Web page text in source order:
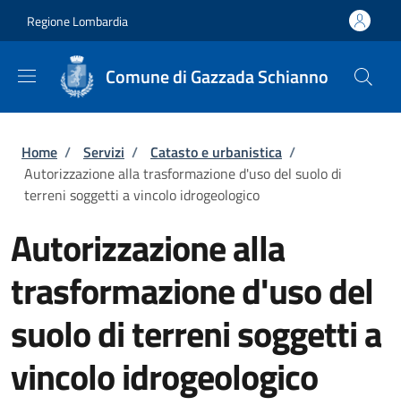
Regione Lombardia
Comune di Gazzada Schianno
Briciole di pane
Home / Servizi / Catasto e urbanistica /
Autorizzazione alla trasformazione d'uso del suolo di
terreni soggetti a vincolo idrogeologico
Autorizzazione alla
trasformazione d'uso del
suolo di terreni soggetti a
vincolo idrogeologico